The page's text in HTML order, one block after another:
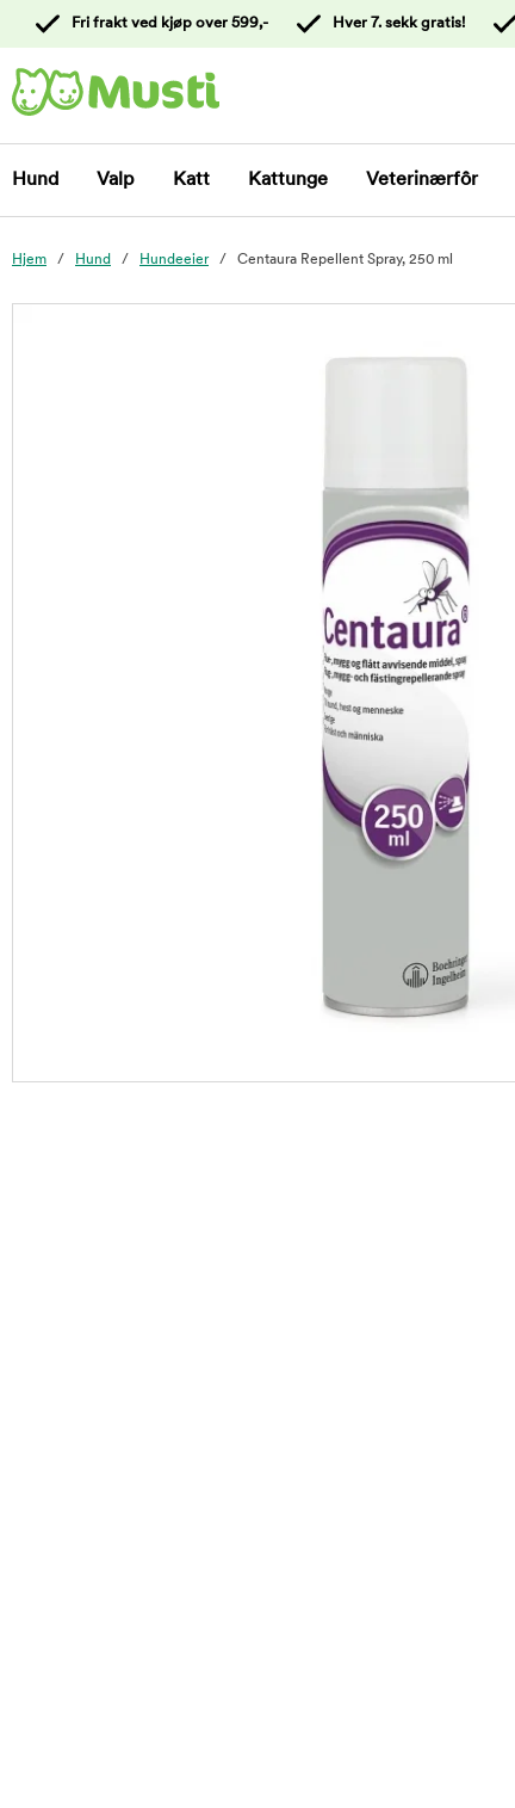
kundeservice
Fri frakt ved kjøp over 599,- Hver 7. sekk gratis!
Hund Valp Katt Kattunge Veterinærfôr
Hjem Hund Hundeeier Centaura Repellent Spray, 250 ml